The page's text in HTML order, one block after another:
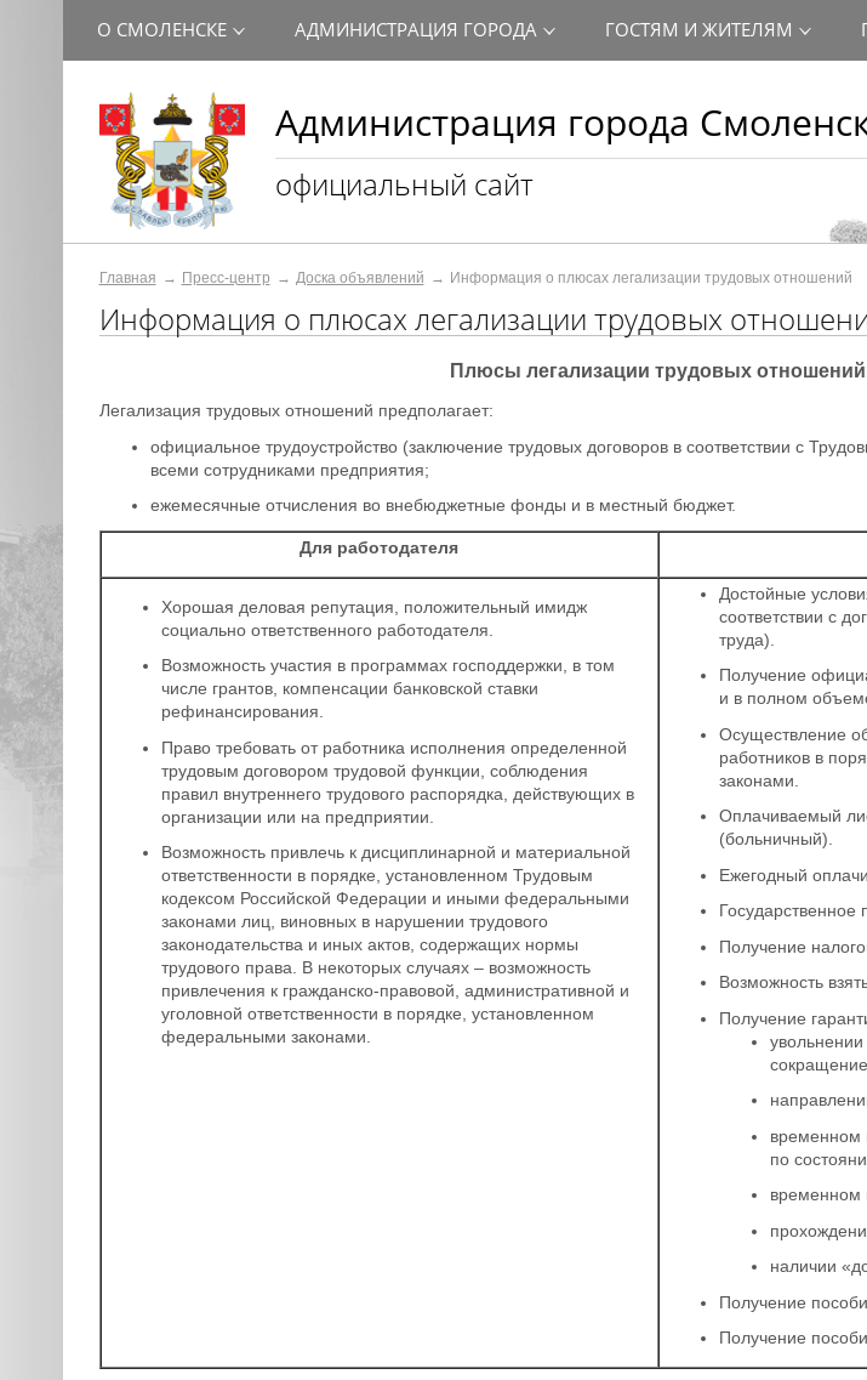
Администрация города
официальный сайт
О СМОЛЕНСКЕ АДМИНИСТРАЦИЯ ГОРОДА ГОСТЯМ И ЖИТЕЛЯМ
Главная Пресс-центр Доска объявлений Информация о плюсах легализации трудовых отношений
Информация о плюсах легализации трудовых
Плюсы легализации трудовых отношений
Легализация трудовых отношений предполагает:
официальное трудоустройство (заключение трудовых договоров в соответствии с
всеми сотрудниками предприятия;
ежемесячные отчисления во внебюджетные фонды и в местный бюджет.
Для работодателя
Хорошая деловая репутация, положительный имидж
социально ответственного работодателя.
Возможность участия в программах господдержки, в том
числе грантов, компенсации банковской ставки
рефинансирования.
Право требовать от работника исполнения определенной
трудовым договором трудовой функции, соблюдения
правил внутреннего трудового распорядка, действующих в
организации или на предприятии.
Возможность привлечь к дисциплинарной и материальной
ответственности в порядке, установленном Трудовым
кодексом Российской Федерации и иными федеральными
законами лиц, виновных в нарушении трудового
законодательства и иных актов, содержащих нормы
трудового права. В некоторых случаях – возможность
привлечения к гражданско-правовой, административной и
уголовной ответственности в порядке, установленном
федеральными законами.
Достойные
соответствии с
труда).
Получение
и в полном
Осуществление
работников в
законами.
Оплачиваемый
(больничный).
Ежегодный
Государственное
Получение
Возможность
Получение
увольнении
временном
по
временном
наличии
Получение
Получение